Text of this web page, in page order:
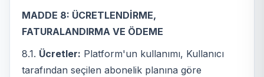
MADDE 8: ÜCRETLENDİRME,
FATURALANDIRMA VE ÖDEME
8.1. Ücretler: Platform'un kullanımı, Kullanıcı
tarafından seçilen abonelik planına göre